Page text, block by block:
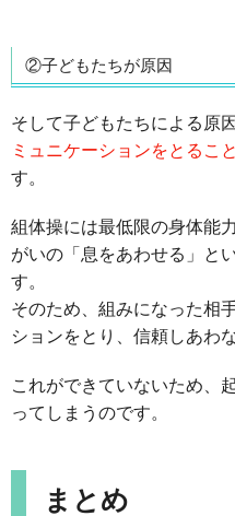
②子どもたちが原因
そして子どもたちによる原
ミュニケーションをとるこ
す。
組体操には最低限の身体能
がいの「息をあわせる」と
す。
そのため、組みになった相
ションをとり、信頼しあわ
これができていないため、
ってしまうのです。
まとめ